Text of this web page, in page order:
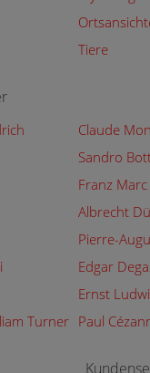
Tiere
Claude
Sandro
Franz Marc
Albrecht
Pierre-
Edgar
Ernst
Turner Paul